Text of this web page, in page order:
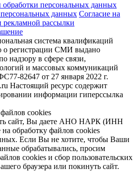
персональных данных
данных Согласие на
рекламной рассылки
система квалификаций
о регистрации СМИ выдано
надзору в сфере связи,
и массовых коммуникаций
82647 от 27 января 2022 г.
Настоящий ресурс содержит
информации гиперссылка
cookies
сайт, Вы даете АНО НАРК (ИНН
на обработку файлов cookies
Если Вы не хотите, чтобы Ваши
обрабатывались, просим
cookies и сбор пользовательских
браузера или покинуть сайт.